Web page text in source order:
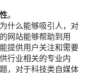
。
什么能够吸引人，对
网站能够帮助到用
提供用户关注和需要
行业相关的专业内
，对于科技类自媒体